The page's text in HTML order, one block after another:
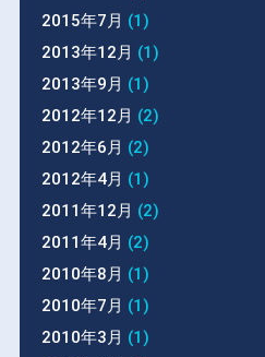
2015年7月 (1)
2013年12月 (1)
2013年9月 (1)
2012年12月 (2)
2012年6月 (2)
2012年4月 (1)
2011年12月 (2)
2011年4月 (2)
2010年8月 (1)
2010年7月 (1)
2010年3月 (1)